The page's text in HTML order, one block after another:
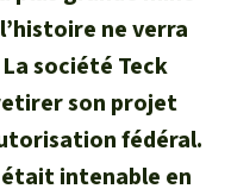
palme
tropicales
ne verra
société Teck
son projet
fédéral.
intenable en